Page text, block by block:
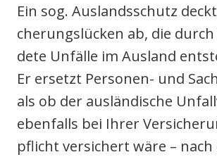
Ein sog. Aus­lands­schutz
che­rungs­lü­cken ab, die
de­te Unfäl­le im Aus­land
Er ersetzt Per­so­nen- und
als ob der aus­län­di­sche
eben­falls bei Ihrer
pflicht ver­si­chert wäre –